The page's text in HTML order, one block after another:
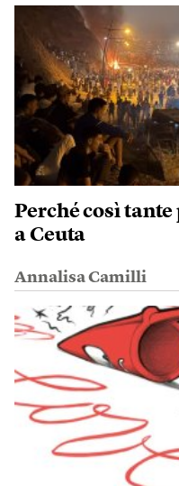
Perché così
a Ceuta
Annalisa Camilli